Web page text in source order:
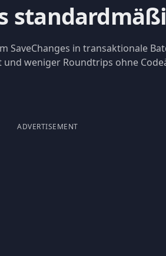
SaveChanges in transaktionale
weniger Roundtrips ohne
ADVERTISEMENT